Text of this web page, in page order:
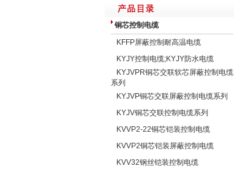
铜芯控制电缆
KFFP屏蔽控制耐高温电缆
KYJY控制电缆;KYJY防水电缆
KYJVPR铜芯交联软芯屏蔽控制电缆
系列
KYJVP铜芯交联屏蔽控制电缆系列
KYJV铜芯交联控制电缆系列
KVVP2-22铜芯铠装控制电缆
KVVP2铜芯铠装屏蔽控制电缆
KVV32钢丝铠装控制电缆